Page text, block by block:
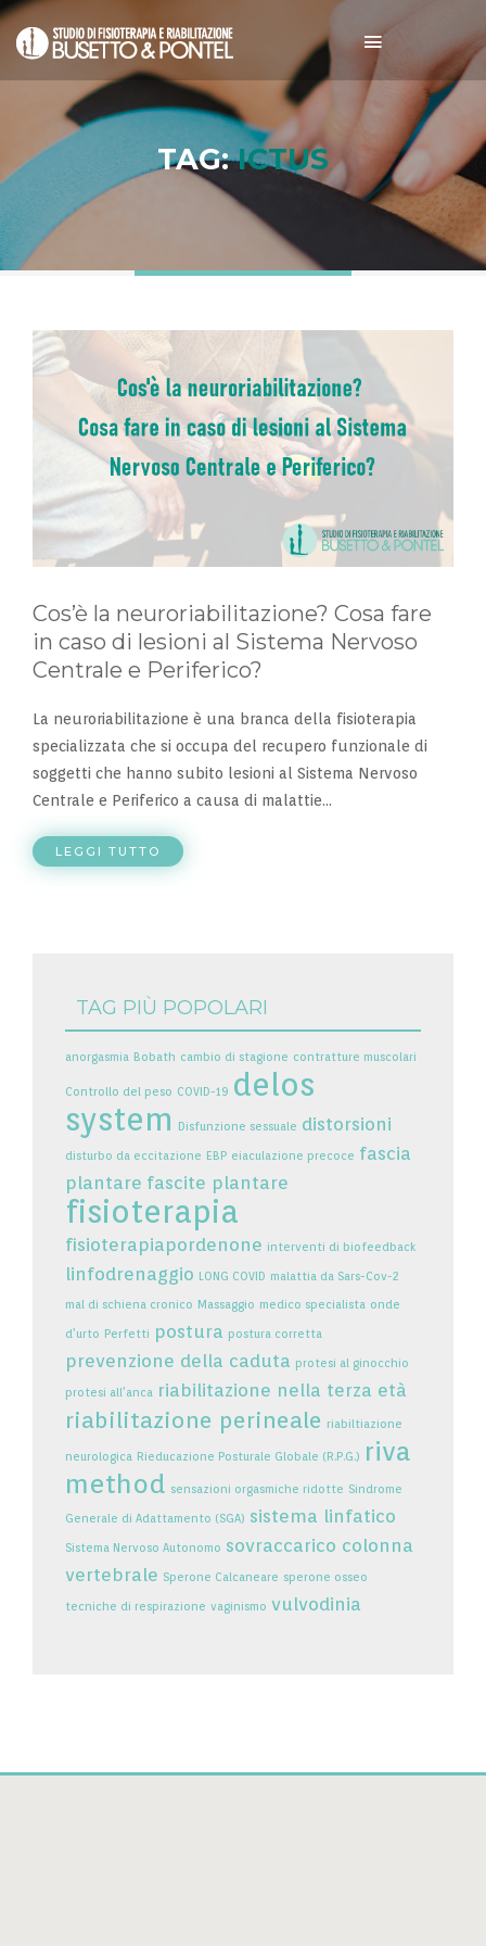
TAG:ICTUS
Cos’è la neuroriabilitazione? Cosa fare
in caso di lesioni al Sistema Nervoso
Centrale e Periferico?
La neuroriabilitazione è una branca della fisioterapia
specializzata che si occupa del recupero funzionale di
soggetti che hanno subito lesioni al Sistema Nervoso
Centrale e Periferico a causa di malattie...
LEGGI TUTTO
TAG PIÙ POPOLARI
anorgasmia Bobath cambio di stagione contratture muscolari
Controllo del peso COVID-19 delos
system
Disfunzione sessuale distorsioni
disturbo da eccitazione EBP eiaculazione precoce fascia
plantare fascite plantare
fisioterapia
fisioterapiapordenone interventi di biofeedback
linfodrenaggio LONG COVID malattia da Sars-Cov-2
mal di schiena cronico Massaggio medico specialista onde
d’urto Perfetti postura postura corretta
prevenzione della caduta protesi al ginocchio
protesi all’anca riabilitazione nella terza età
riabilitazione perineale riabiltiazione
neurologica Rieducazione Posturale Globale (R.P.G.) riva
method sensazioni orgasmiche ridotte Sindrome
Generale di Adattamento (SGA) sistema linfatico
Sistema Nervoso Autonomo sovraccarico colonna
vertebrale Sperone Calcaneare sperone osseo
tecniche di respirazione vaginismo vulvodinia